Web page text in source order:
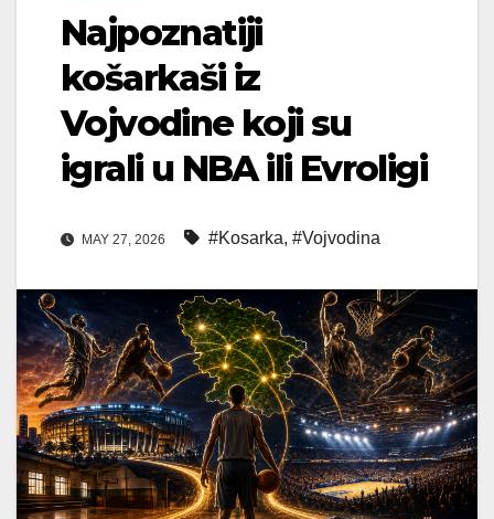
Najpoznatiji
košarkaši iz
Vojvodine koji su
igrali u NBA ili Evroligi
MAY 27, 2026 #Kosarka, #Vojvodina